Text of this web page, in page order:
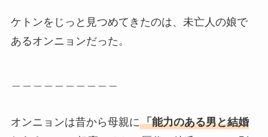
ケトンをじっと見つめてきたのは、未亡人の娘で
あるオンニョンだった。
オンニョンは昔から母親に「能力のある男と結婚